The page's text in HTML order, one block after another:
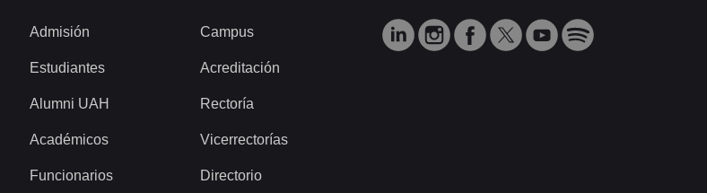
Admisión
Estudiantes
Alumni UAH
Académicos
Funcionarios
Campus
Acreditación
Rectoría
Vicerrectorías
Directorio